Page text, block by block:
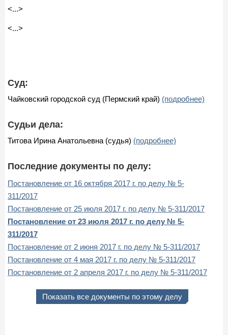
<...>
<...>
Суд:
Чайковский городской суд (Пермский край) (подробнее)
Судьи дела:
Титова Ирина Анатольевна (судья) (подробнее)
Последние документы по делу:
Постановление от 16 октября 2017 г. по делу № 5-
311/2017
Постановление от 25 июля 2017 г. по делу № 5-311/2017
Постановление от 23 июля 2017 г. по делу № 5-
311/2017
Постановление от 2 июня 2017 г. по делу № 5-311/2017
Постановление от 4 мая 2017 г. по делу № 5-311/2017
Постановление от 2 апреля 2017 г. по делу № 5-311/2017
Показать все документы по этому делу